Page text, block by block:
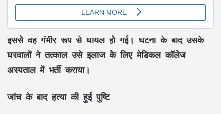
इससे वह गंभीर रूप से घायल हो गई। घटना के बाद उसके
घरवालों ने तत्काल उसे इलाज के लिए मेडिकल कॉलेज
अस्पताल में भर्ती कराया।
जांच के बाद हत्या की हुई पुष्टि